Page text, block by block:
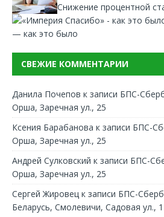
Снижение процентной
— как это было
СВЕЖИЕ КОММЕНТАРИИ
Данила Почепов к записи БПС-
Орша, Заречная ул., 25
Ксения Барабанова к записи БПС-
Орша, Заречная ул., 25
Андрей Сулковский к записи БПС-
Орша, Заречная ул., 25
Сергей Жировец к записи БПС-
Беларусь, Смолевичи, Садовая ул., 1